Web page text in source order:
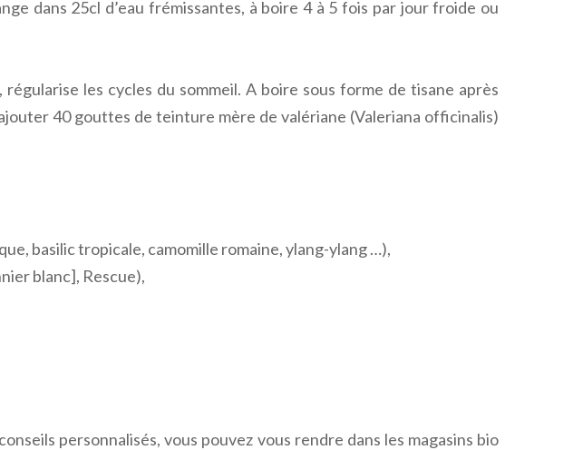
dans 25cl d’eau frémissantes, à boire 4 à 5 fois par jour froide ou
les cycles du sommeil. A boire sous forme de tisane après
40 gouttes de teinture mère de valériane (Valeriana officinalis)
basilic tropicale, camomille romaine, ylang-ylang …),
blanc], Rescue),
personnalisés, vous pouvez vous rendre dans les magasins bio